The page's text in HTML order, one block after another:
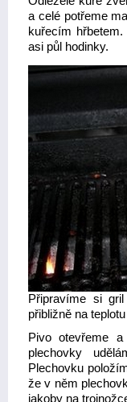
a celé potřeme
kuřecím
asi půl hodinky.
Připravíme si
přibližně na
Pivo otevřeme
plechovky
Plechovku
že v něm
jakoby na